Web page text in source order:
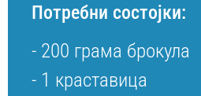
Потребни состојки:
- 200 грама брокула
- 1 краставица